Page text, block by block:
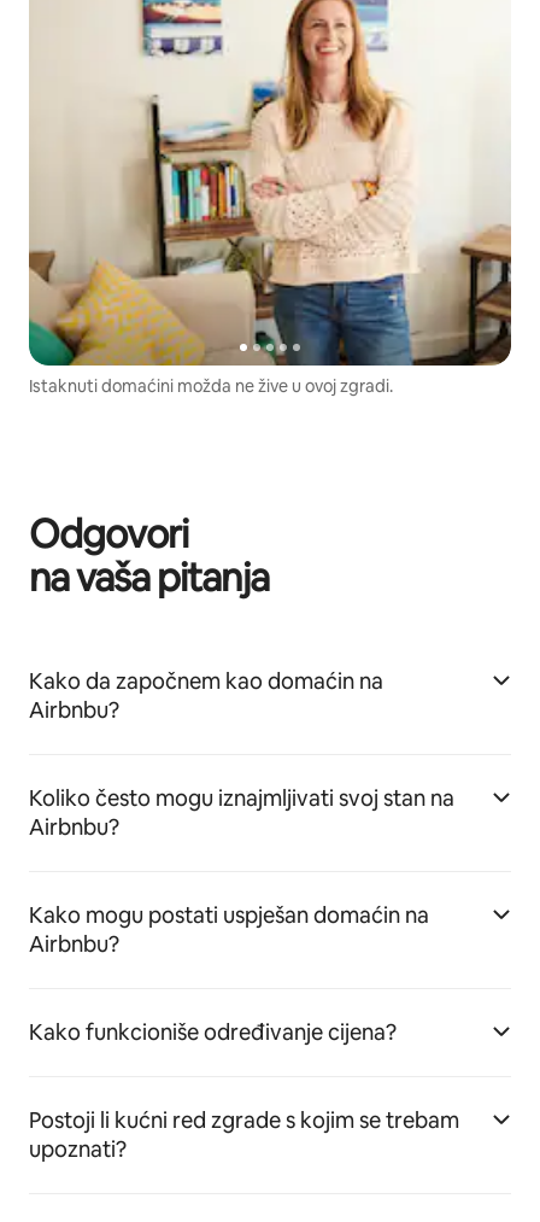
Istaknuti domaćini možda ne žive u ovoj zgradi.
Odgovori
na vaša pitanja
Kako da započnem kao domaćin na
Airbnbu?
Koliko često mogu iznajmljivati svoj stan na
Airbnbu?
Kako mogu postati uspješan domaćin na
Airbnbu?
Kako funkcioniše određivanje cijena?
Postoji li kućni red zgrade s kojim se trebam
upoznati?